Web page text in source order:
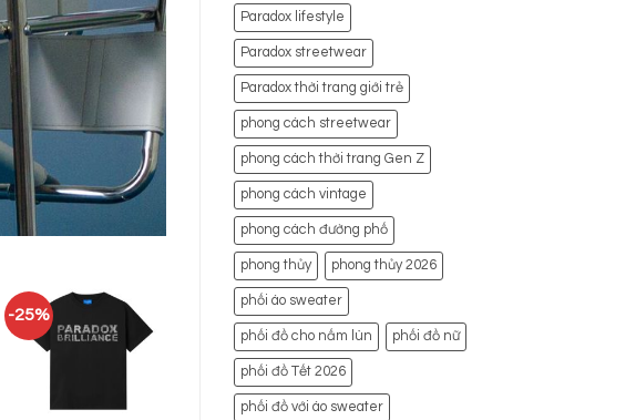
-25%
Paradox lifestyle
Paradox streetwear
Paradox thời trang giới trẻ
phong cách streetwear
phong cách thời trang Gen Z
phong cách vintage
phong cách đường phố
phong thủy phong thủy 2026
phối áo sweater
phối đồ cho nấm lùn phối đồ nữ
phối đồ Tết 2026
phối đồ với áo sweater